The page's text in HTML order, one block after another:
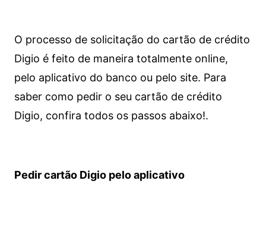
O processo de solicitação do cartão de crédito
Digio é feito de maneira totalmente online,
pelo aplicativo do banco ou pelo site. Para
saber como pedir o seu cartão de crédito
Digio, confira todos os passos abaixo!.
Pedir cartão Digio pelo aplicativo